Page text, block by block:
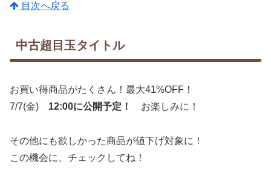
目次へ戻る
中古超目玉タイトル
お買い得商品がたくさん！最大41%OFF！
7/7(金) 12:00に公開予定！ お楽しみに！
その他にも欲しかった商品が値下げ対象に！
この機会に、チェックしてね！